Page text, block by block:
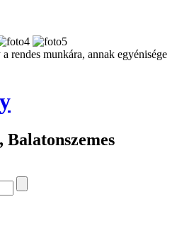
rendes munkára, annak egyénisége